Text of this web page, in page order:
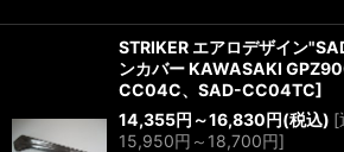
STRIKER エアロデザイン
ンカバー KAWASAKI
CC04C、SAD-CC04TC]
14,355円 ～16,830円(税込) [
15,950円 ～18,700円]